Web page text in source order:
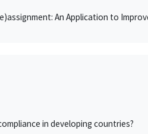
An Application to
in developing countries?